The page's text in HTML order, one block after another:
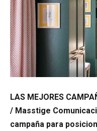
LAS MEJORES
/ Masstige
campaña para